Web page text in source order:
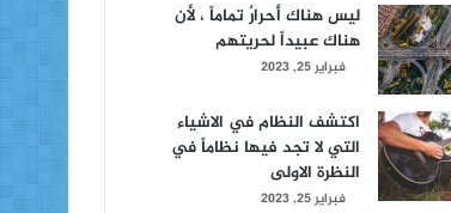
ليس هناك أحرارٌ تماماً ، لأن
هناك عبيداً لحريتهم
فبراير 25, 2023
اكتشف النظام في الاشياء
التي لا تجد فيها نظاماً في
النظرة الاولى
فبراير 25, 2023